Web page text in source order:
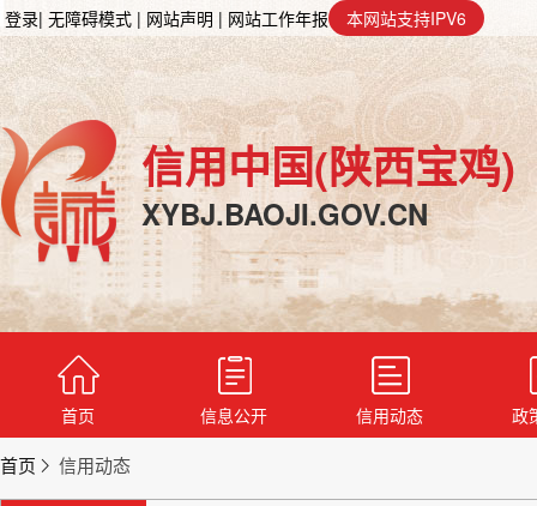
登录| 无障碍模式 | 网站声明 | 网站工作年报 本网站支持IPV6
信用中国(陕西宝鸡)
XYBJ.BAOJI.GOV.CN
首页 信息公开 信用动态 政
首页 信用动态